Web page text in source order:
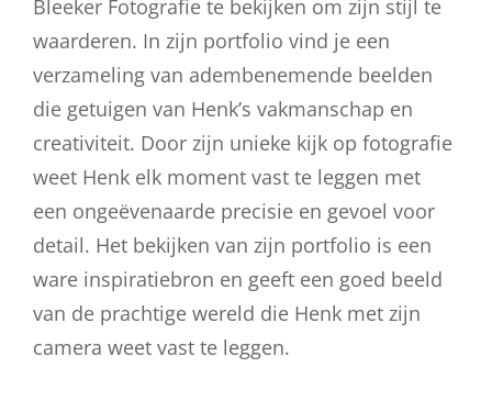
Bleeker Fotografie te bekijken om zijn stijl te
waarderen. In zijn portfolio vind je een
verzameling van adembenemende beelden
die getuigen van Henk’s vakmanschap en
creativiteit. Door zijn unieke kijk op fotografie
weet Henk elk moment vast te leggen met
een ongeëvenaarde precisie en gevoel voor
detail. Het bekijken van zijn portfolio is een
ware inspiratiebron en geeft een goed beeld
van de prachtige wereld die Henk met zijn
camera weet vast te leggen.